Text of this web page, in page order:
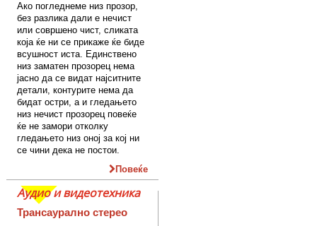
Ако погледнеме низ прозор,
без разлика дали е нечист
или совршено чист, сликата
која ќе ни се прикаже ќе биде
всушност иста. Единствено
низ заматен прозорец нема
јасно да се видат најситните
детали, контурите нема да
бидат остри, а и гледањето
низ нечист прозорец повеќе
ќе не замори отколку
гледањето низ оној за кој ни
се чини дека не постои.
Повеќе
Аудио и видеотехника
Трансаурално стерео